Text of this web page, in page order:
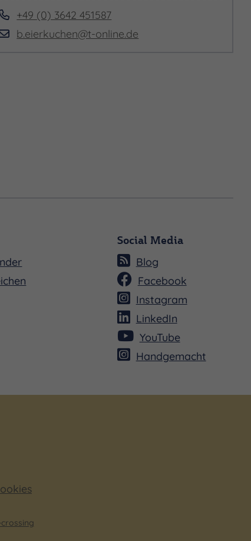
+49 (0) 3642 451587
b.eierkuchen@t-online.de
Social Media
Blog
Facebook
Instagram
LinkedIn
YouTube
Handgemacht